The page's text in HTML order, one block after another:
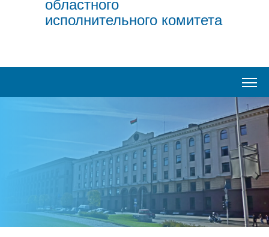
областного
исполнительного комитета